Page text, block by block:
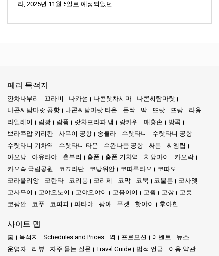
라, 2025년 11월 5일로 예정되었던...
페리 목적지
깐차나부리 끄라비 나카섬 나콘랏차시마
나콘씨탐마랏
나콘씨탐마랏 공항
나콘씨탐마랏 타운 돈싹 딱 뜨랏 뜨랑
라용
라일레이
람빵 람품 랏차프라파 댐 랑카위 매홍손
방콕
쁘라쭈압 키리칸
사무이 공항 송클라 수랏타니
수랏타니 공항
수랏타니 기차역
수랏타니 타운 수완나품 공항 싸툰
씨엠립
아오낭
아유타야 촌부리 춤폰 춤폰 기차역 치앙마이
카오락
카오속 국립공원
코끄라단 코낭위안 코따루타오
코따오
코라올리앙
코란타 코리봉 코리페 코막 코묵 코불론
코사멧
코사무이
코야오노이 코야오야이 코응아이 코줌 코창
코쿳
코팡안
코푸 코피피 파타야 팡아 푸켓 핫야이 후아힌
사이트 맵
홈 목적지 Schedules and Prices 역 프로모션 이벤트
뉴스
운영자
리뷰 자주 묻는 질문 Travel Guide 법적 언급
이용 약관